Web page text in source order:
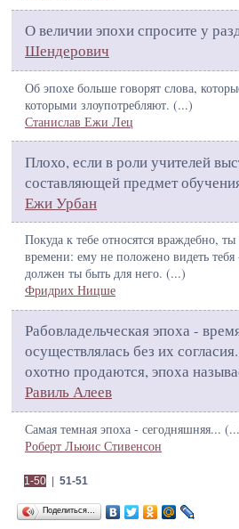
О величии эпохи спросите у
Шендерович
Об эпохе больше говорят слова,
которыми злоупотребляют. (...)
Станислав Ежи Лец
Плохо, если в роли учителей
составляющей предмет
Ежи Урбан
Покуда к тебе относятся враждебно,
времени: ему не положено видеть
должен ты быть для него. (...)
Фридрих Ницше
Рабовладельческая эпоха -
осуществлялась без их
охотно продаются, эпоха
Равиль Алеев
Самая темная эпоха - сегодняшняя... (...
Роберт Льюис Стивенсон
1-50| 51-51
Поделиться…